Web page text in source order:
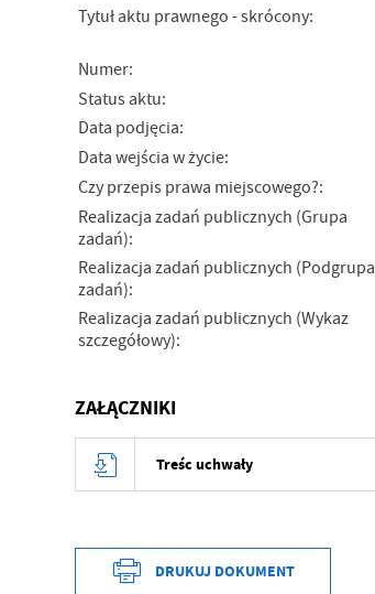
Tytuł aktu prawnego - skrócony:
Numer:
Status aktu:
Data podjęcia:
Data wejścia w życie:
Czy przepis prawa miejscowego?:
Realizacja zadań publicznych (Grupa
zadań):
Realizacja zadań publicznych (Podgrupa
zadań):
Realizacja zadań publicznych (Wykaz
szczegółowy):
ZAŁĄCZNIKI
Treśc uchwały
DRUKUJ DOKUMENT